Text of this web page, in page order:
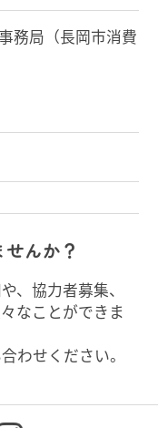
務局（長岡市消費
んか？
、協力者募集、
なことができま
わせください。